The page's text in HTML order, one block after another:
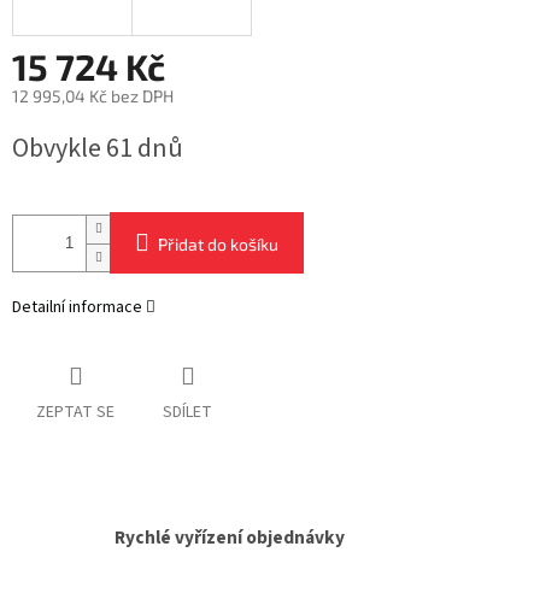
15 724 Kč
12 995,04 Kč bez DPH
cena:
Obvykle 61 dnů
Přidat do košíku
Detailní informace
ZEPTAT SE SDÍLET
Rychlé vyřízení objednávky